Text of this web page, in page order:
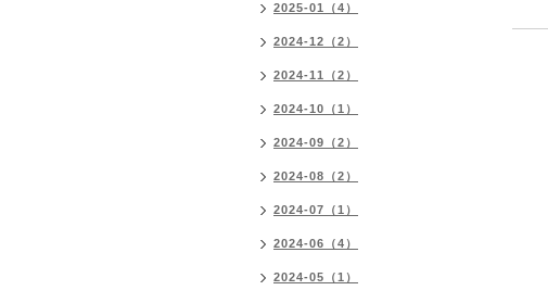
2025-01（4）
2024-12（2）
2024-11（2）
2024-10（1）
2024-09（2）
2024-08（2）
2024-07（1）
2024-06（4）
2024-05（1）